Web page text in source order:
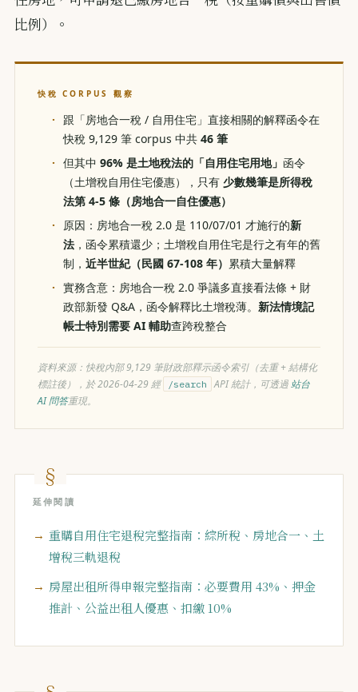
比例）。
快稅 CORPUS 觀察
跟「房地合一稅 / 自用住宅」直接相關的解釋函令在
快稅 9,129 筆 corpus 中共 46 筆
但其中 96% 是土地稅法的「自用住宅用地」 函令
（土增稅自用住宅優惠），只有 少數幾筆是所得稅
法第 4-5 條（房地合一自住優惠）
原因：房地合一稅 2.0 是 110/07/01 才施行的新
法 ，函令累積還少；土增稅自用住宅是行之有年的舊
制， 近半世紀（民國 67-108 年） 累積大量解釋
實務含意：房地合一稅 2.0 爭議多直接看法條 + 財
政部新發 Q&A，函令解釋比土增稅薄。 新法情境記
帳士特別需要 AI 輔助查跨稅整合
資料來源：快稅內部 9,129 筆財政部釋示函令索引（去重 + 結構化
標註後），於 2026-04-29 經
/search API 統計，可透過站台
AI 問答重現。
延伸閱讀
重購自用住宅退稅完整指南：綜所稅、房地合一、土
增稅三軌退稅
房屋出租所得申報完整指南：必要費用 43%、押金
推計、公益出租人優惠、扣繳 10%